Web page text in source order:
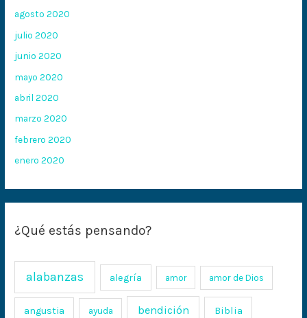
agosto 2020
julio 2020
junio 2020
mayo 2020
abril 2020
marzo 2020
febrero 2020
enero 2020
¿Qué estás pensando?
alabanzas alegría amor amor de Dios
angustia ayuda bendición Biblia